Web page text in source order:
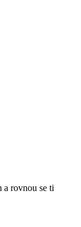
a rovnou se ti